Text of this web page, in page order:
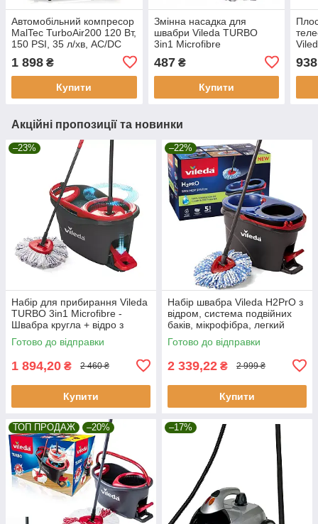
Автомобільний компресор
MalTec TurboAir200 120 Вт,
150 PSI, 35 л/хв, AC/DC
манометр, автостоп і LED-
ліхтар (114
1 898 ₴
Купити
Змінна насадка для
швабри Vileda TURBO
3in1 Microfibre
487₴
Купити
938
Акційні пропозиції та новинки
–23%
Набір для прибирання Vileda
TURBO 3in1 Microfibre -
Швабра кругла + відро з
віджимом 167751 Акція - Хіт!!!
Готово до відправки
1 894,20 ₴ 2 460 ₴
Купити
–22%
Набір швабра Vileda H2PrO з
відром, система подвійних
баків, мікрофібра, легкий
віджим, розділення води
Готово до відправки
2 339,22 ₴ 2 999 ₴
Купити
ТОП ПРОДАЖ –20% –17%